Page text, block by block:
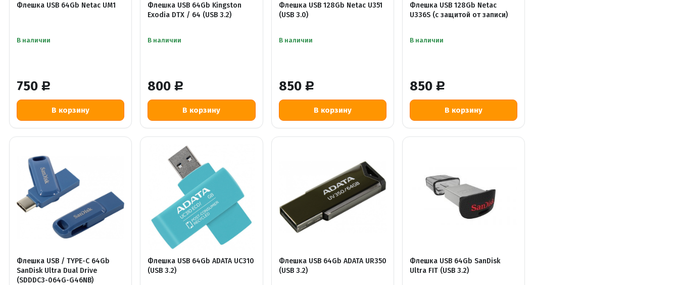
750 Р
Флешка USB 64Gb Netac UM1
В наличии
800 Р
Флешка USB 64Gb Kingston
Exodia DTX / 64 (USB 3.2)
В наличии
850 Р
Флешка USB 128Gb Netac U351
(USB 3.0)
В наличии
850 Р
Флешка USB 128Gb Netac
U336S (с защитой от записи)
В наличии
Флешка USB / TYPE-C 64Gb
SanDisk Ultra Dual Drive
(SDDDC3-064G-G46NB)
Флешка USB 64Gb ADATA UC310
(USB 3.2)
Флешка USB 64Gb ADATA UR350
(USB 3.2)
Флешка USB 64Gb SanDisk
Ultra FIT (USB 3.2)